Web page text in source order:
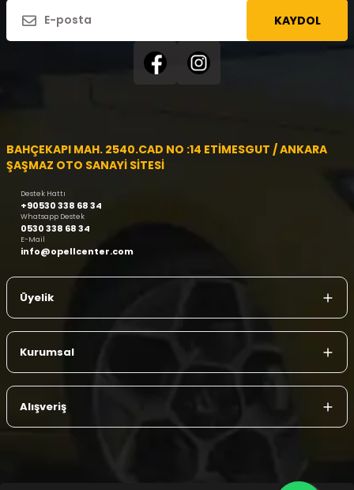
KAYDOL
BAHÇEKAPI MAH. 2540.CAD NO :14 ETİMESGUT / ANKARA
ŞAŞMAZ OTO SANAYİ SİTESİ
Destek Hattı
+90530 338 68 34
Whatsapp Destek
0530 338 68 34
E-Mail
info@opellcenter.com
Üyelik
Kurumsal
Alışveriş